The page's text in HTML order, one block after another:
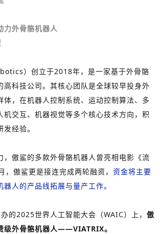
力外骨骼机器人
）创立于2018年，是一家基于外骨骼
高科技公司。其核心团队是全球较早投身外
体，在机器人控制系统、运动控制算法、多
机交互、机器视觉等多个核心技术方向，积
经验。
，傲鲨的多款外骨骼机器人曾亮相电影《流
，傲鲨更是接连完成两轮融资， 资金将主要
人的产品线拓展与量产工作。
的2025世界人工智能大会（WAIC）上， 傲
级外骨骼机器人——VIATRIX。